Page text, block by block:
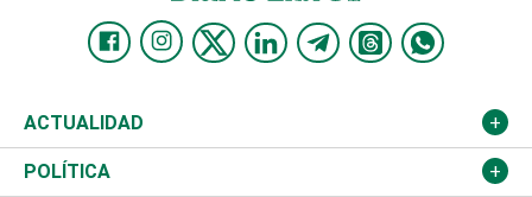
ACTUALIDAD
Nacional
POLÍTICA